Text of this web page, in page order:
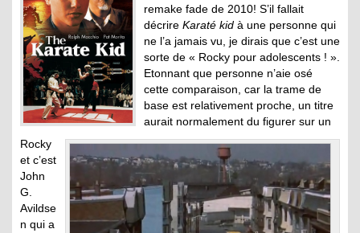
remake fade de 2010! S’il fallait
décrire Karaté kid à une personne qui
ne l’a jamais vu, je dirais que c’est une
sorte de « Rocky pour adolescents ! ».
Etonnant que personne n’aie osé
cette comparaison, car la trame de
base est relativement proche, un titre
aurait normalement du figurer sur un
Rocky
et c’est
John
G.
Avildse
n qui a